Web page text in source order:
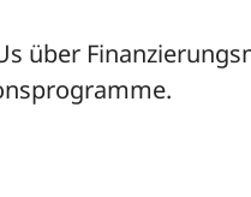
über